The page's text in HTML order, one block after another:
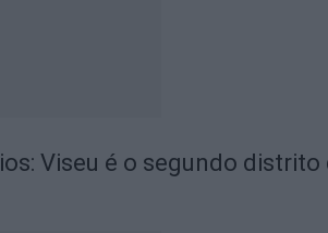
Viseu é o segundo